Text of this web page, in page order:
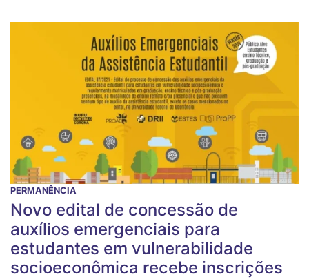
PERMANÊNCIA
Novo edital de concessão de
auxílios emergenciais para
estudantes em vulnerabilidade
socioeconômica recebe inscrições